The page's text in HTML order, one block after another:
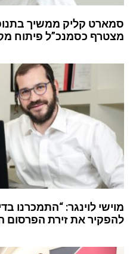
סמארט קליק ממשיך
מצטרף כסמנכ”ל פיתוח
מוישי לוינגר: “התמכרנו
להפקיר את זירת הפרסום